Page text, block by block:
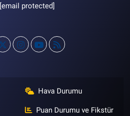
[email protected]
Hava Durumu
Puan Durumu ve Fikstür